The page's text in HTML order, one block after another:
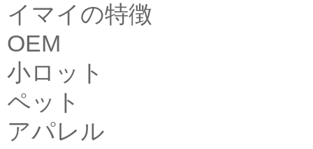
イマイの特徴
OEM
小ロット
ペット
アパレル